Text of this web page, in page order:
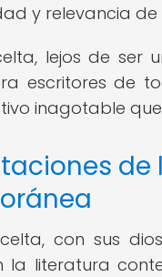
y relevancia
lejos de ser
escritores de
inagotable
con sus
literatura